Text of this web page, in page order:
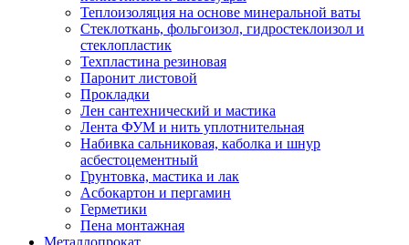
Теплоизоляция на основе минеральной ваты
Стеклоткань, фольгоизол, гидростеклоизол и
стеклопластик
Техпластина резиновая
Паронит листовой
Прокладки
Лен сантехнический и мастика
Лента ФУМ и нить уплотнительная
Набивка сальниковая, каболка и шнур
асбестоцементный
Грунтовка, мастика и лак
Асбокартон и пергамин
Герметики
Пена монтажная
Металлопрокат